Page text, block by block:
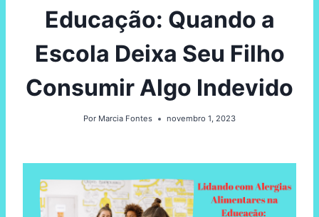
Educação: Quando a
Escola Deixa Seu Filho
Consumir Algo Indevido
Por Marcia Fontes novembro 1, 2023